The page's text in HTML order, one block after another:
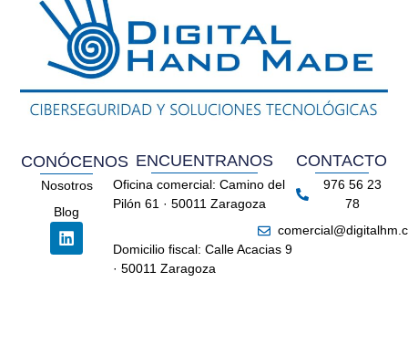
CONÓCENOS
Nosotros
Blog
ENCUENTRANOS
Oficina comercial: Camino del
Pilón 61 · 50011 Zaragoza
Domicilio fiscal: Calle Acacias 9
· 50011 Zaragoza
CONTACTO
976 56 23
78